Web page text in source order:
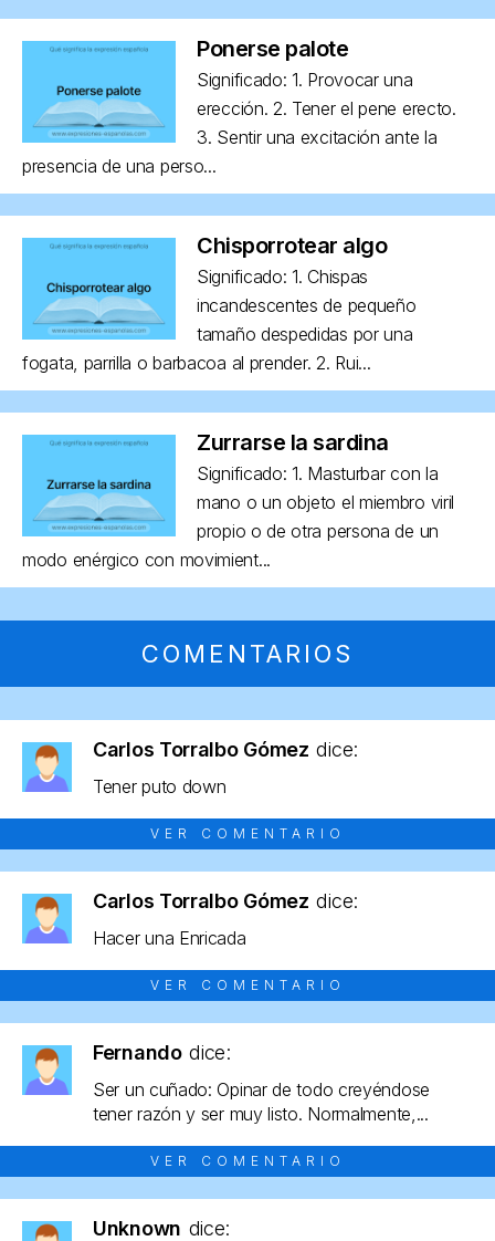
Ponerse palote
Significado: 1. Provocar una
erección. 2. Tener el pene erecto.
3. Sentir una excitación ante la
presencia de una perso...
Chisporrotear algo
Significado: 1. Chispas
incandescentes de pequeño
tamaño despedidas por una
fogata, parrilla o barbacoa al prender. 2. Rui...
Zurrarse la sardina
Significado: 1. Masturbar con la
mano o un objeto el miembro viril
propio o de otra persona de un
modo enérgico con movimient...
COMENTARIOS
Carlos Torralbo Gómez dice:
Tener puto down
VER COMENTARIO
Carlos Torralbo Gómez dice:
Hacer una Enricada
VER COMENTARIO
Fernando dice:
Ser un cuñado: Opinar de todo creyéndose
tener razón y ser muy listo. Normalmente,...
VER COMENTARIO
Unknown dice: